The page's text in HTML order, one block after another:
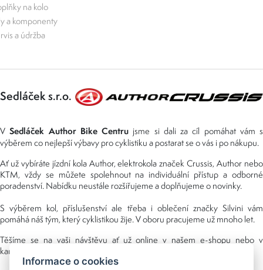
na kolo
a komponenty
a údržba
Sedláček s.r.o.
VSedláček Author Bike Centru jsme si dali za cíl pomáhat vám s
výběrem co nejlepší výbavy pro cyklistiku a postarat se o vás i po nákupu.
Ať už vybíráte jízdní kola Author, elektrokola značek Crussis, Author nebo
KTM, vždy se můžete spolehnout na individuální přístup a odborné
poradenství. Nabídku neustále rozšiřujeme a doplňujeme o novinky.
S výběrem kol, příslušenství ale třeba i oblečení značky Silvini vám
pomáhá náš tým, který cyklistikou žije. V oboru pracujeme už mnoho let.
Těšíme se na vaši návštěvu ať už online v našem e-shopu nebo v
kamenné prodejně, kterou najdete v NS (nákupní středisko) URAN.
Informace o cookies